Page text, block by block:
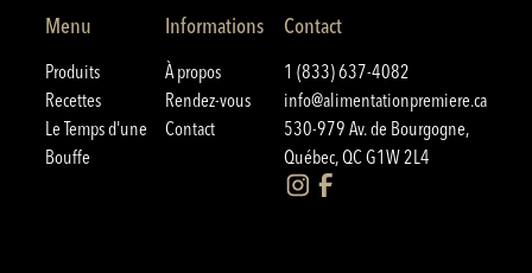
Menu
Produits
Recettes
Le Temps d'une
Bouffe
Informations
À propos
Rendez-vous
Contact
Contact
1 (833) 637-4082
info@alimentationpremiere.ca
530-979 Av. de Bourgogne,
Québec, QC G1W 2L4